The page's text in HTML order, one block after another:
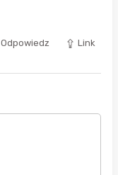
Odpowiedz Link